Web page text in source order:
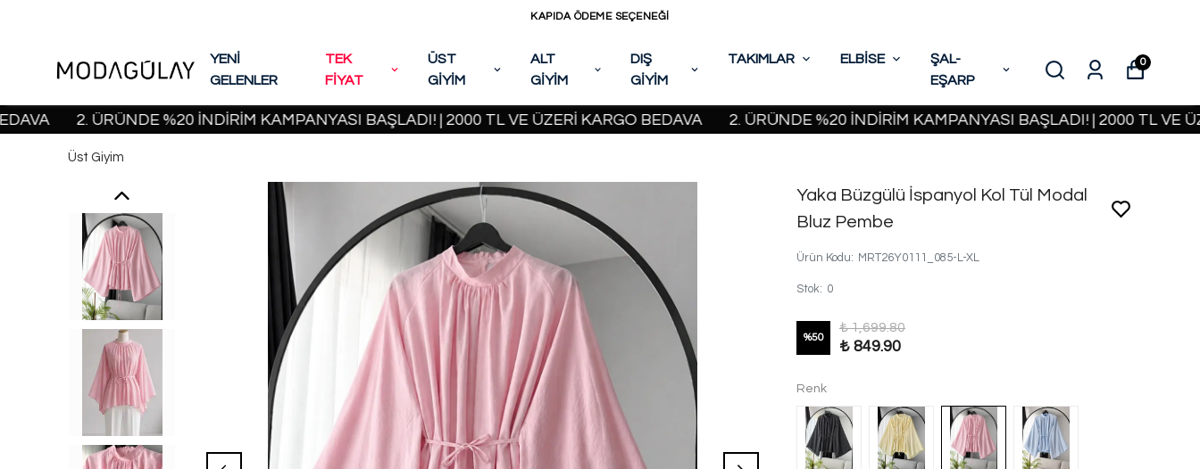
KAPIDA ÖDEME SEÇENEĞİ
YENİ
GELENLER
TEK
FİYAT
ÜST
GİYİM
ALT
GİYİM
DIŞ
GİYİM
TAKIMLAR ELBİSE
ŞAL-
EŞARP
0
2. ÜRÜNDE %20 İNDİRİM KAMPANYASI BAŞLADI! | 2000 TL VE ÜZERİ KARGO BEDAVA 2. ÜRÜNDE %20 İNDİRİM KAMPANYASI BAŞLADI! | 2000 TL VE ÜZERİ
Üst Giyim
Yaka Büzgülü İspanyol Kol Tül Modal
Bluz Pembe
Ürün Kodu: MRT26Y0111_085-L-XL
Stok: 0
%50
₺ 1,699.80
₺ 849.90
Renk